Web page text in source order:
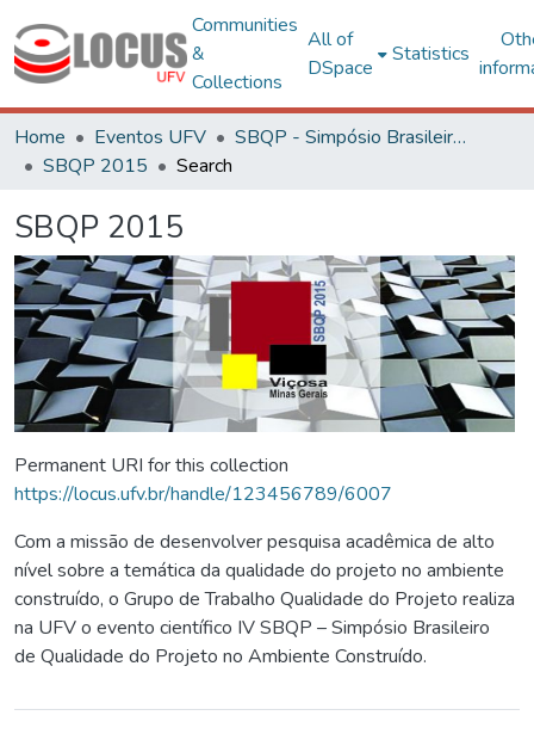
Communities
&
Collections
All of
DSpace
Statistics
Home Eventos UFV
SBQP - Simpósio Brasileiro de Qualidade do Projeto no Ambiente Construído
SBQP 2015
Search
SBQP 2015
Permanent URI for this collection
https://locus.ufv.br/handle/123456789/6007
Com a missão de desenvolver pesquisa acadêmica de alto
nível sobre a temática da qualidade do projeto no ambiente
construído, o Grupo de Trabalho Qualidade do Projeto realiza
na UFV o evento científico IV SBQP – Simpósio Brasileiro
de Qualidade do Projeto no Ambiente Construído.